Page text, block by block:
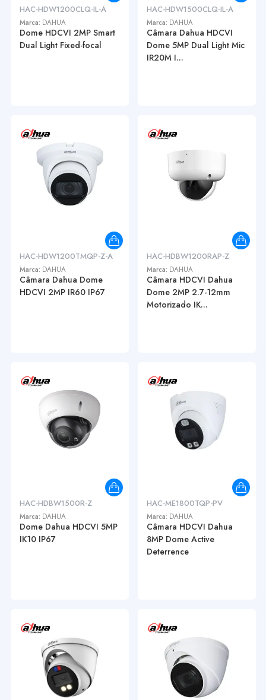
HAC-HDW1200CLQ-IL-A
Marca: DAHUA
Dome HDCVI 2MP Smart
Dual Light Fixed-focal
HAC-HDW1500CLQ-IL-A
Marca: DAHUA
Câmara Dahua HDCVI
Dome 5MP Dual Light Mic
IR20M I...
HAC-HDW1200TMQP-Z-A
Marca: DAHUA
Câmara Dahua Dome
HDCVI 2MP IR60 IP67
HAC-HDBW1200RAP-Z
Marca: DAHUA
Câmara HDCVI Dahua
Dome 2MP 2.7-12mm
Motorizado IK...
HAC-HDBW1500R-Z
Marca: DAHUA
Dome Dahua HDCVI 5MP
IK10 IP67
HAC-ME1800TQP-PV
Marca: DAHUA
Câmara HDCVI Dahua
8MP Dome Active
Deterrence